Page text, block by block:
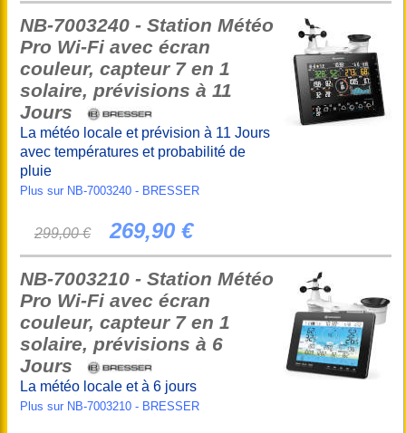
NB-7003240 - Station Météo
Pro Wi-Fi avec écran
couleur, capteur 7 en 1
solaire, prévisions à 11
Jours
La météo locale et prévision à 11 Jours
avec températures et probabilité de
pluie
Plus sur NB-7003240 - BRESSER
299,00 € 269,90 €
NB-7003210 - Station Météo
Pro Wi-Fi avec écran
couleur, capteur 7 en 1
solaire, prévisions à 6
Jours
La météo locale et à 6 jours
Plus sur NB-7003210 - BRESSER